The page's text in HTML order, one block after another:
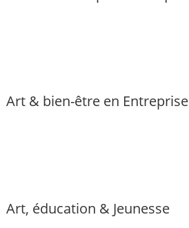
Art & bien-être en Entreprise
Art, éducation & Jeunesse